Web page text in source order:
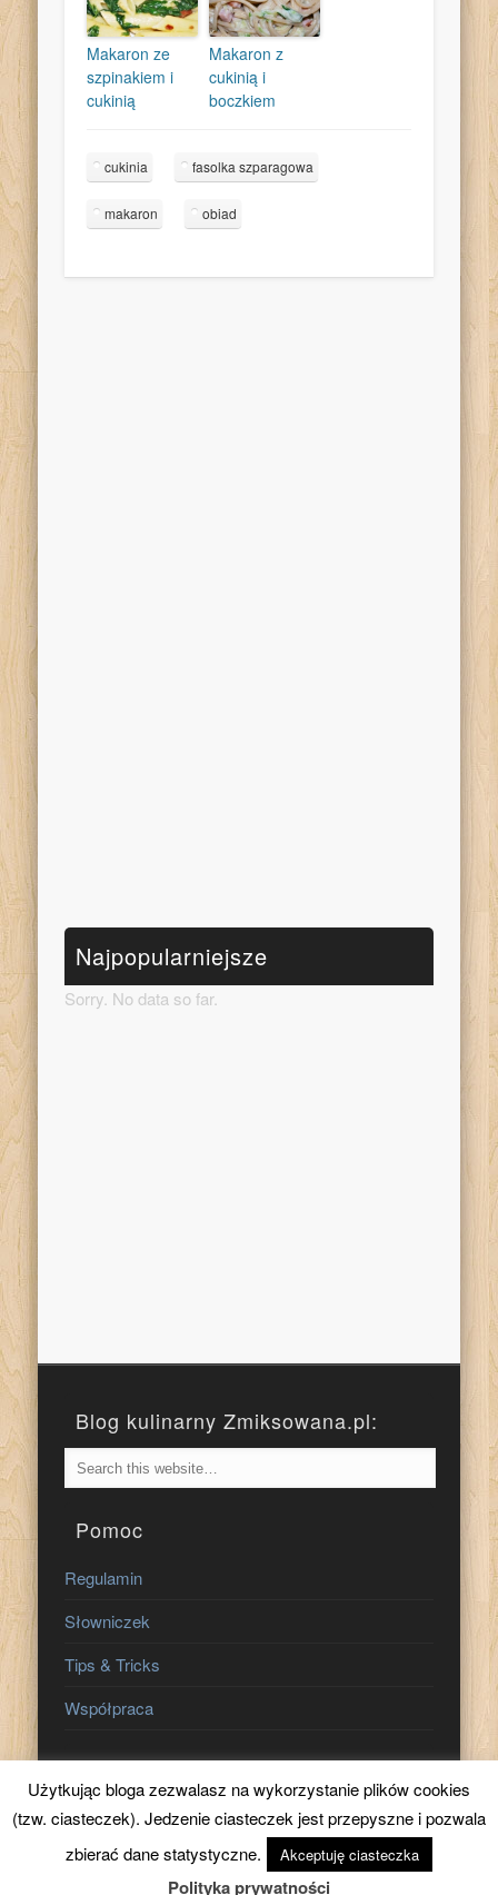
Makaron ze
szpinakiem i
cukinią
Makaron z
cukinią i
boczkiem
cukinia fasolka szparagowa
makaron obiad
Najpopularniejsze
Sorry. No data so far.
Blog kulinarny Zmiksowana.pl:
Pomoc
Regulamin
Słowniczek
Tips & Tricks
Współpraca
Znajdź nas na:
© 2026 Zmiksowana.pl
Użytkując bloga zezwalasz na wykorzystanie plików cookies
(tzw. ciasteczek). Jedzenie ciasteczek jest przepyszne i pozwala
zbierać dane statystyczne.
Akceptuję ciasteczka
Polityka prywatności